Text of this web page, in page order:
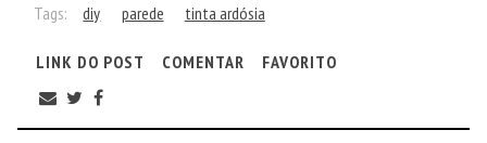
Tags: diy parede tinta ardósia
LINK DO POST COMENTAR FAVORITO